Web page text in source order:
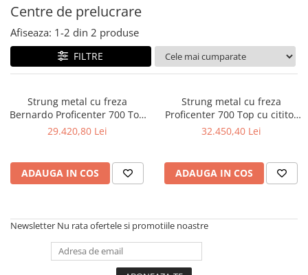
Fierastraie prelucrare metal
Ferastraie orizontale pentru metal
Ferastraie circulare pentru metal
Dispozitive de sudare pentru panze
panglica
doua coloane
Ferastraie metal cu banda si taiere
dubla semiautomate
banda si taiere dubla
Ferastraie verticale
Strunguri CNC
Strunguri cu cutie de viteze
Strunguri cu surub de ghidare
Centre de prelucrare
Afiseaza: 1-2 din 2 produse
FILTRE
Strung metal cu freza
Bernardo Proficenter 700 Top
| Prelucrare metal
29.420,80 Lei
ADAUGA IN COS
Strung metal cu freza
Proficenter 700 Top cu cititor
digital pe 2 axe
32.450,40 Lei
ADAUGA IN COS
Newsletter Nu rata ofertele si promotiile noastre